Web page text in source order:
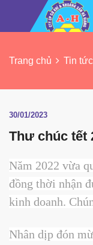
Trang chủ Tin
30/01/2023
Thư chúc tết
Năm 2022 vừa
đồng thời nhận
kinh doanh.
Nhân dịp đón